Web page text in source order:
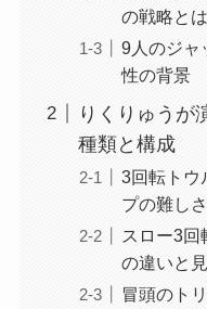
の戦略とは
9人のジャ
性の背景
りくりゅうが
種類と構成
3回転トウ
プの難し
スロー3回
の違いと
冒頭のト